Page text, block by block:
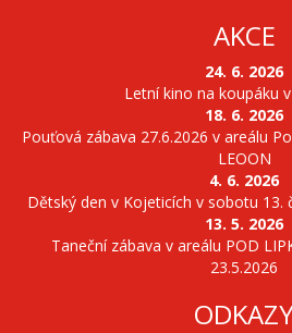
AKCE
24. 6. 2026
Letní kino na koupáku
18. 6. 2026
Pouťová zábava 27.6.2026 v areálu
LEOON
4. 6. 2026
Dětský den v Kojeticích v sobotu 13.
13. 5. 2026
Taneční zábava v areálu POD
23.5.2026